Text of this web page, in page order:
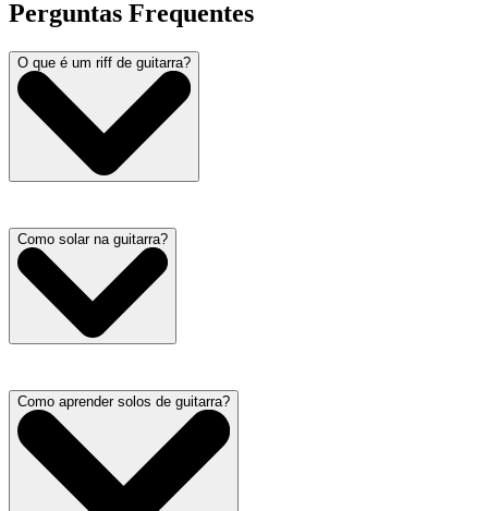
Perguntas Frequentes
O que é um riff de guitarra?
Como solar na guitarra?
Como aprender solos de guitarra?